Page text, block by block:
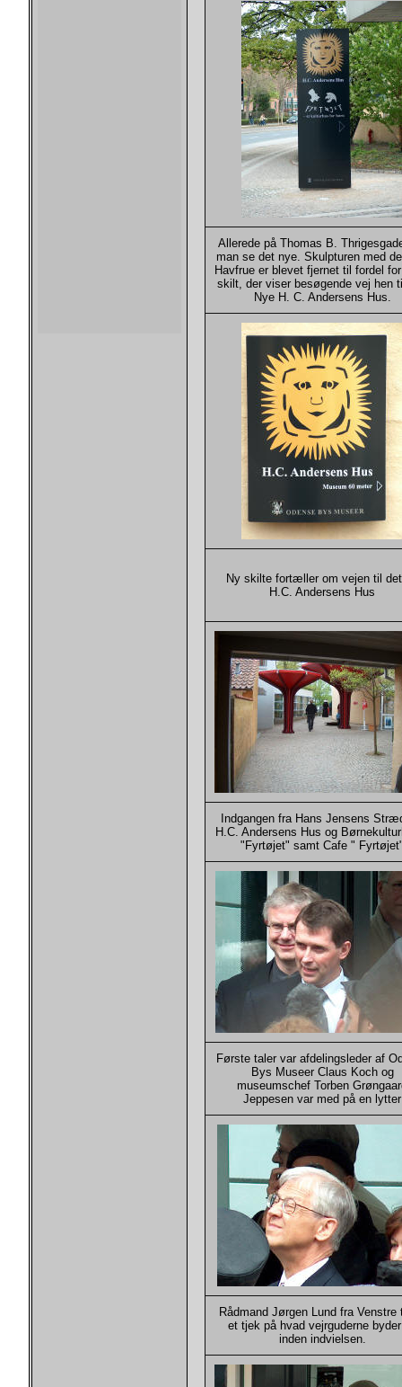
Allerede på Thomas B.
man se det nye. Skulpturen med
Havfrue er blevet fjernet til fordel
skilt, der viser besøgende vej hen
Nye H. C. Andersens Hus.
Ny skilte fortæller om vejen til
H.C. Andersens Hus
Indgangen fra Hans Jensens
H.C. Andersens Hus og
"Fyrtøjet" samt Cafe "
Første taler var afdelingsleder af
Bys Museer Claus Koch og
museumschef Torben
Jeppesen var med på en lytter
Rådmand Jørgen Lund fra Venstre
et tjek på hvad vejrguderne
inden indvielsen.